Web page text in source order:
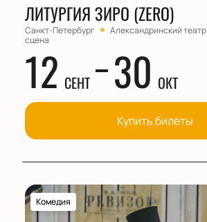
ЛИТУРГИЯ ЗИРО (ZERO)
Санкт-Петербург Александринский театр
сцена
12 СЕНТ 30 ОКТ
Купить билеты
Комедия